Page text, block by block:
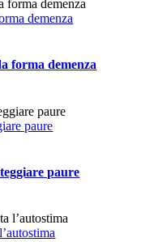
demenza
forma demenza
paure
paure